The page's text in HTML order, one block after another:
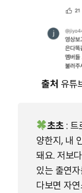
출처 유튜
초초 : 트
양한지, 내
돼요. 저보
있는 출연
다보면 자